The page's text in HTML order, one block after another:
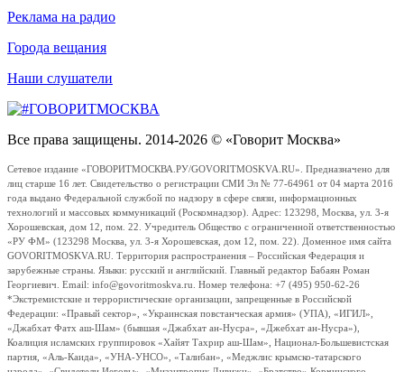
Реклама на радио
Города вещания
Наши слушатели
Все права защищены. 2014-2026 © «Говорит Москва»
Сетевое издание «ГОВОРИТМОСКВА.РУ/GOVORITMOSKVA.RU». Предназначено для
лиц старше 16 лет. Свидетельство о регистрации СМИ Эл № 77-64961 от 04 марта 2016
года выдано Федеральной службой по надзору в сфере связи, информационных
технологий и массовых коммуникаций (Роскомнадзор). Адрес: 123298, Москва, ул. 3-я
Хорошевская, дом 12, пом. 22. Учредитель Общество с ограниченной ответственностью
«РУ ФМ» (123298 Москва, ул. 3-я Хорошевская, дом 12, пом. 22). Доменное имя сайта
GOVORITMOSKVA.RU. Территория распространения – Российская Федерация и
зарубежные страны. Языки: русский и английский. Главный редактор Бабаян Роман
Георгиевич. Email: info@govoritmoskva.ru. Номер телефона: +7 (495) 950-62-26
*Экстремистские и террористические организации, запрещенные в Российской
Федерации: «Правый сектор», «Украинская повстанческая армия» (УПА), «ИГИЛ»,
«Джабхат Фатх аш-Шам» (бывшая «Джабхат ан-Нусра», «Джебхат ан-Нусра»),
Коалиция исламских группировок «Хайят Тахрир аш-Шам», Национал-Большевистская
партия, «Аль-Каида», «УНА-УНСО», «Талибан», «Меджлис крымско-татарского